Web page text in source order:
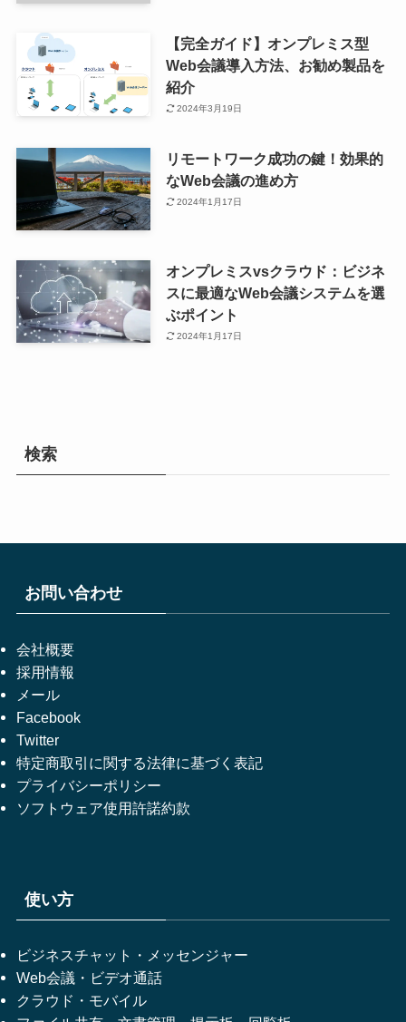
【完全ガイド】オンプレミス型
Web会議導入方法、お勧め製品を
紹介
2024年3月19日
リモートワーク成功の鍵！効果的
なWeb会議の進め方
2024年1月17日
オンプレミスvsクラウド：ビジネ
スに最適なWeb会議システムを選
ぶポイント
2024年1月17日
検索
お問い合わせ
会社概要
採用情報
メール
Facebook
Twitter
特定商取引に関する法律に基づく表記
プライバシーポリシー
ソフトウェア使用許諾約款
使い方
ビジネスチャット・メッセンジャー
Web会議・ビデオ通話
クラウド・モバイル